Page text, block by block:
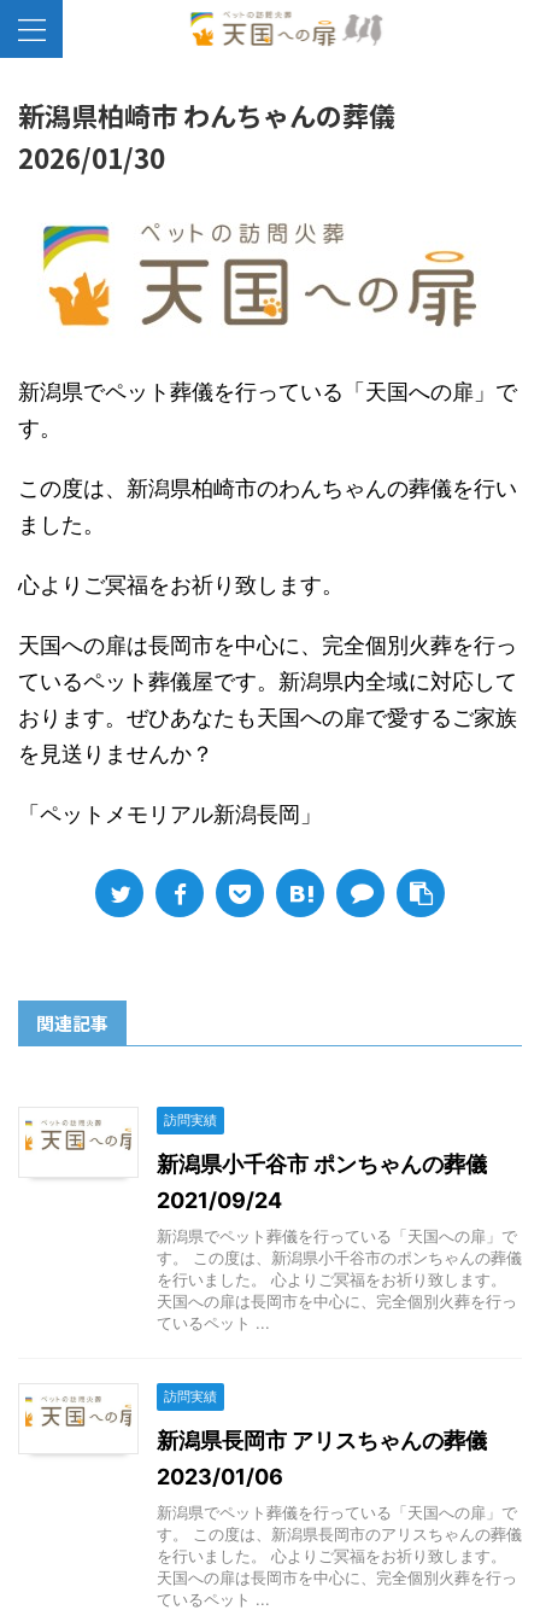
新潟県柏崎市 わんちゃんの葬儀
2026/01/30
新潟県でペット葬儀を行っている「天国への扉」で
す。
この度は、新潟県柏崎市のわんちゃんの葬儀を行い
ました。
心よりご冥福をお祈り致します。
天国への扉は長岡市を中心に、完全個別火葬を行っ
ているペット葬儀屋です。新潟県内全域に対応して
おります。ぜひあなたも天国への扉で愛するご家族
を見送りませんか？
「ペットメモリアル新潟長岡」
関連記事
訪問実績
新潟県小千谷市 ポンちゃんの葬儀
2021/09/24
新潟県でペット葬儀を行っている「天国への扉」で
す。 この度は、新潟県小千谷市のポンちゃんの葬儀
を行いました。 心よりご冥福をお祈り致します。
天国への扉は長岡市を中心に、完全個別火葬を行っ
ているペット ...
訪問実績
新潟県長岡市 アリスちゃんの葬儀
2023/01/06
新潟県でペット葬儀を行っている「天国への扉」で
す。 この度は、新潟県長岡市のアリスちゃんの葬儀
を行いました。 心よりご冥福をお祈り致します。
天国への扉は長岡市を中心に、完全個別火葬を行っ
ているペット ...